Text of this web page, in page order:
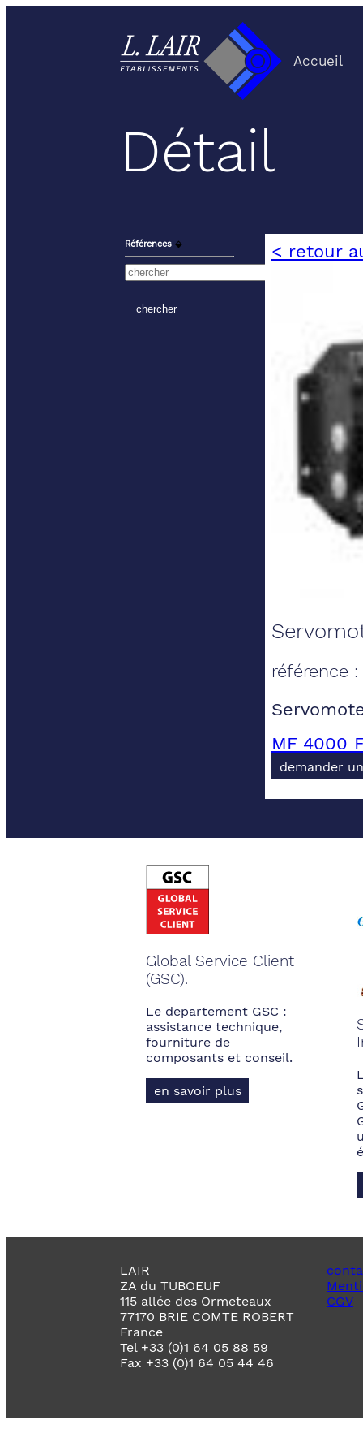
Accueil
Détail
Références ⬙ < retour
référence
MF 4000
demander
Global Service Client
(GSC).
Le departement GSC :
assistance technique,
fourniture de
composants et conseil.
en savoir plus
LAIR
ZA du TUBOEUF
115 allée des Ormeteaux
77170 BRIE COMTE ROBERT
France
Tel +33 (0)1 64 05 88 59
Fax +33 (0)1 64 05 44 46
CGV